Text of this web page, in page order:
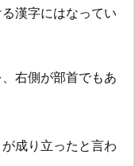
漢字にはなってい
右側が部首でもあ
成り立ったと言わ